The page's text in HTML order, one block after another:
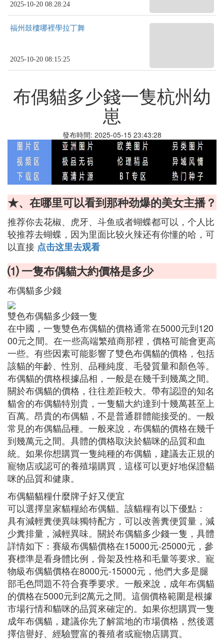
2025-10-20 08:28:24
福州鼓樓哪裡學拉丁舞
2025-10-20 08:15:25
布偶貓多少錢一隻杭州幼
崽
發布時間: 2025-05-15 23:43:28
★、在哪里可以看到那种劲爆的美女主播？
推荐你去花椒、虎牙、斗鱼或者蝴蝶都可以，个人比
较推荐去蝴蝶，因为里面比较火辣还有你懂的哈，可
以直接 点击这里去观看
⑴ 一隻布偶貓大約價格是多少
布偶貓多少錢
雙色布偶貓多少錢一隻
在中國，一隻雙色布偶貓的價格通常在5000元到120
00元之間。在一些高端繁殖商那裡，價格可能會更高
一些。有些因素可能影響了雙色布偶貓的價格，包括
該貓的年齡、性別、品種純度、毛發質量和顏色等。
布偶貓的價格根據品相，一般是在幾千到幾萬之間。
關於布偶貓的價格，往往差距較大。帶有認證的知名
貓舍的布偶貓特別貴，一隻貓大約達到十幾萬甚至上
百萬。昂貴的布偶貓，不是普通群體能接受的。一般
常見的布偶貓品種。一般來說，布偶貓的價格在幾千
到幾萬元之間。具體的價格取決於貓咪的品質和血
統。如果你想購買一隻純種的布偶貓，建議去正規的
寵物店或認可的養殖場購買，這樣可以更好地保證貓
咪的品質和健康。
布偶貓貓糧什麼牌子好又便宜
可以選擇皇家貓糧給布偶貓。該貓糧有以下優點：
具有減輕糞便異味獨特配方，可以改善糞便質量，減
少糞排量，減輕異味。關於布偶貓多少錢一隻，具體
詳情如下：賽級布偶貓價格在15000元-25000元，參
賽標準是看身體比例，骨架及性格和毛量等要求。寵
物級布偶貓價格在8000元-15000元，他們大多是腿
部毛色問題不符合賽季要求。一般來說，成年布偶貓
的價格在5000元到2萬元之間。這個價格範圍是根據
市場行情和貓咪的品質來確定的。如果你想購買一隻
成年布偶貓，建議你先了解當地的市場價格，然後選
擇信譽好、經驗豐富的養殖者或寵物店購買。